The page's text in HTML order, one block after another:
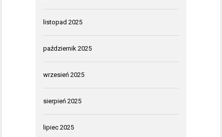
listopad 2025
październik 2025
wrzesień 2025
sierpień 2025
lipiec 2025